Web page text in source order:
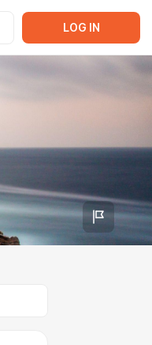
LOG IN